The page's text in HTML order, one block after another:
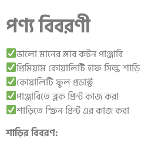
পণ্য বিবরণী
ভালো মানের স্লাব কটন পাঞ্জাবি
প্রিমিয়াম কোয়ালিটি হাফ সিল্ক শাড়ি
কোয়ালিটি ফুল প্রডাক্ট
পাঞ্জাবিতে ব্লক প্রিন্ট কাজ করা
শাড়িতে স্ক্রিন প্রিন্ট এর কাজ করা
শাড়ির বিবরণ: